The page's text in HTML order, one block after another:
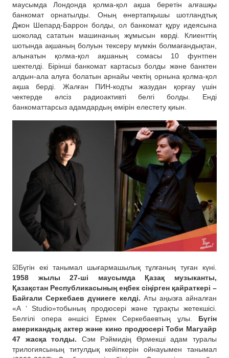
маусымда Лондонда қолма-қол ақша беретін алғашқы
банкомат орнатылды. Оның өнертапқышы шотландтық
Джон Шепард-Баррон болды, ол банкомат құру идеясына
шоколад сататын машинаның жұмысын көрді. Клиенттің
шотында ақшаның болуын тексеру мүмкін болмағандықтан,
алынатын қолма-қол ақшаның сомасы 10 фунтпен
шектелді. Бірінші банкомат картасыз болды және банктен
алдын-ала алуға болатын арнайы чектің орнына қолма-қол
ақша берді. Жалған ПИН-кодты жазудан қорғау үшін
чектерде әлсіз радиоактивті белгі болды. Енді
банкоматтарсыз адамдардың өмірін елестету қиын.
☑️Бүгін екі танымал шығармашылық тұлғаның туған күні.
1958 жылы 27-ші маусымда Қазақ музыканты,
Қазақстан Республикасының еңбек сіңірген қайраткері –
Байғали Серкебаев дүниеге келді. Аты аңызға айналған
«A ‘ Studio»тобының продюсері және тұрақты жетекшісі.
Белгілі опера әншісі Ермек Серкебаевтың ұлы. Бүгін
американдық актер және кино продюсері Тоби Магуайр
47 жасқа толды. Сэм Рэймидің Өрмекші адам туралы
трилогиясының титулдық кейіпкерін ойнауымен танымал